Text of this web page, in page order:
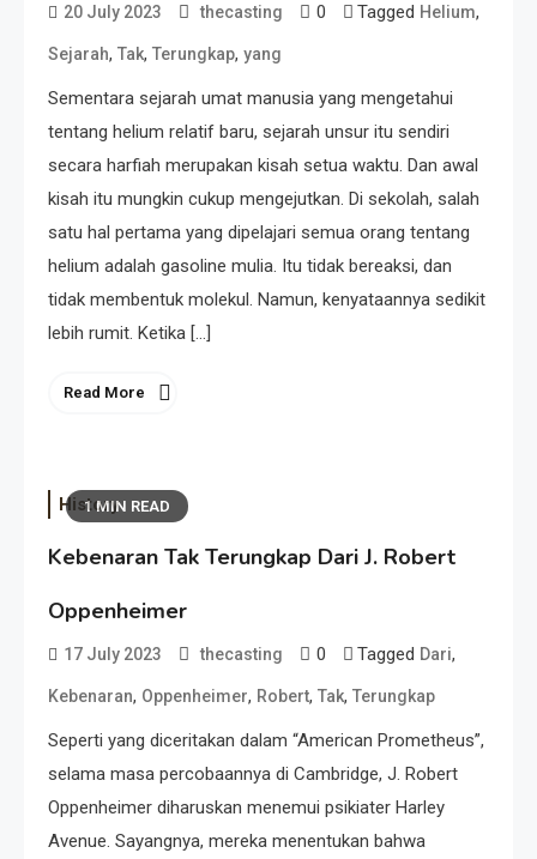
20 July 2023 thecasting 0 Tagged Helium,
Sejarah, Tak, Terungkap, yang
Sementara sejarah umat manusia yang mengetahui
tentang helium relatif baru, sejarah unsur itu sendiri
secara harfiah merupakan kisah setua waktu. Dan awal
kisah itu mungkin cukup mengejutkan. Di sekolah, salah
satu hal pertama yang dipelajari semua orang tentang
helium adalah gasoline mulia. Itu tidak bereaksi, dan
tidak membentuk molekul. Namun, kenyataannya sedikit
lebih rumit. Ketika […]
Read More
1 MIN READ
History
Kebenaran Tak Terungkap Dari J. Robert
Oppenheimer
17 July 2023 thecasting 0 Tagged Dari,
Kebenaran, Oppenheimer, Robert, Tak, Terungkap
Seperti yang diceritakan dalam “American Prometheus”,
selama masa percobaannya di Cambridge, J. Robert
Oppenheimer diharuskan menemui psikiater Harley
Avenue. Sayangnya, mereka menentukan bahwa